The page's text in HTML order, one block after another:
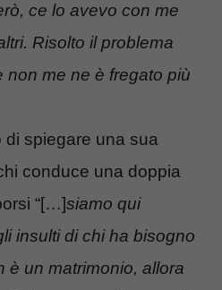
ce lo avevo con me
Risolto il problema
non me ne è fregato più
di spiegare una sua
conduce una doppia
“[…]siamo qui
insulti di chi ha bisogno
è un matrimonio, allora